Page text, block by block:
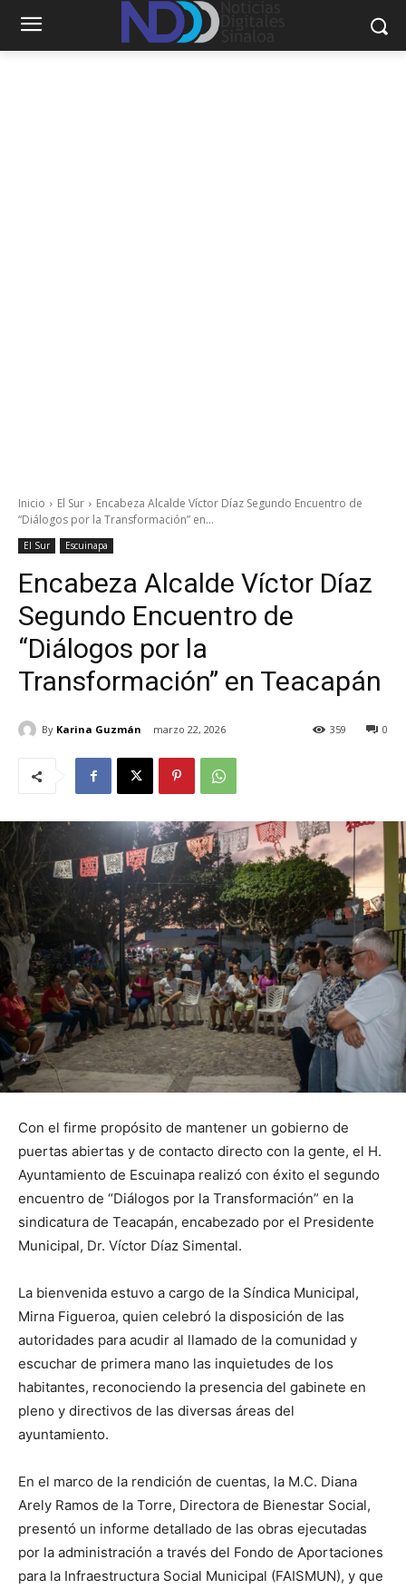
Inicio El Sur
Encabeza Alcalde Víctor Díaz Segundo Encuentro de
“Diálogos por la Transformación” en...
El Sur Escuinapa
Encabeza Alcalde Víctor Díaz
Segundo Encuentro de
“Diálogos por la
Transformación” en Teacapán
By Karina Guzmán marzo 22, 2026 0
359
Con el firme propósito de mantener un gobierno de
puertas abiertas y de contacto directo con la gente, el H.
Ayuntamiento de Escuinapa realizó con éxito el segundo
encuentro de “Diálogos por la Transformación” en la
sindicatura de Teacapán, encabezado por el Presidente
Municipal, Dr. Víctor Díaz Simental.
La bienvenida estuvo a cargo de la Síndica Municipal,
Mirna Figueroa, quien celebró la disposición de las
autoridades para acudir al llamado de la comunidad y
escuchar de primera mano las inquietudes de los
habitantes, reconociendo la presencia del gabinete en
pleno y directivos de las diversas áreas del
ayuntamiento.
En el marco de la rendición de cuentas, la M.C. Diana
Arely Ramos de la Torre, Directora de Bienestar Social,
presentó un informe detallado de las obras ejecutadas
por la administración a través del Fondo de Aportaciones
para la Infraestructura Social Municipal (FAISMUN), y que